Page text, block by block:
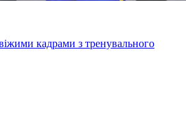
кадрами з тренувального